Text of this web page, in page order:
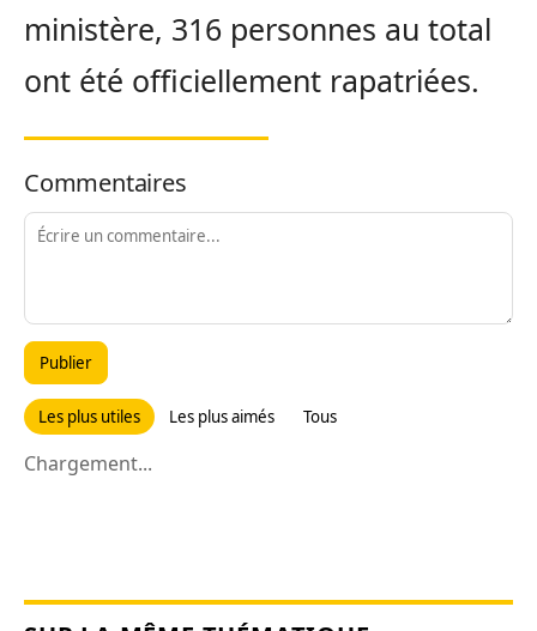
ministère, 316 personnes au total
ont été officiellement rapatriées.
Commentaires
Publier
Les plus utiles Les plus aimés Tous
Chargement...